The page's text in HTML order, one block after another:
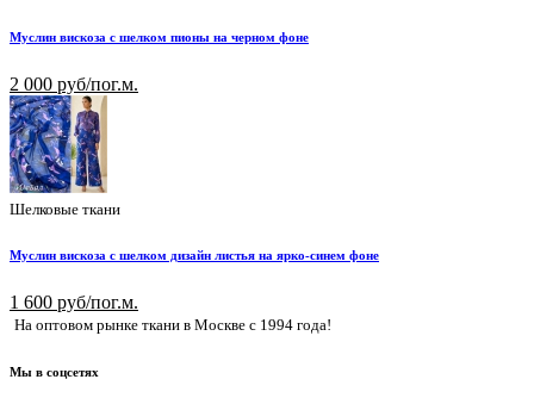
Муслин вискоза с шелком пионы на черном фоне
2 000 руб/пог.м.
Шелковые ткани
Муслин вискоза с шелком дизайн листья на ярко-синем фоне
1 600 руб/пог.м.
На оптовом рынке ткани в Москве с 1994 года!
Мы в соцсетях